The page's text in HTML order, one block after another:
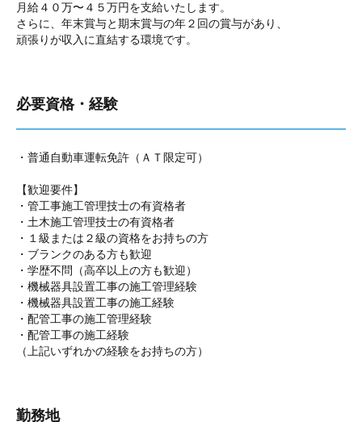
月給４０万〜４５万円を支給いたします。
さらに、年末賞与と期末賞与の年２回の賞与があり、
頑張りが収入に直結する環境です。
必要資格・経験
・普通自動車運転免許（ＡＴ限定可）
【歓迎要件】
・管工事施工管理技士の有資格者
・土木施工管理技士の有資格者
・１級または２級の資格をお持ちの方
・ブランクのある方も歓迎
・学歴不問（高卒以上の方も歓迎）
・機械器具設置工事の施工管理経験
・機械器具設置工事の施工経験
・配管工事の施工管理経験
・配管工事の施工経験
（上記いずれかの経験をお持ちの方）
勤務地